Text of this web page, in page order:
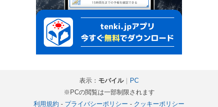
表示： モバイル｜
PC
※PCの閲覧は一部制限されます
利用規約 - プライバシーポリシー - クッキーポリシー